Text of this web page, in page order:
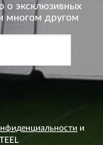
о эксклюзивных
многом другом
и